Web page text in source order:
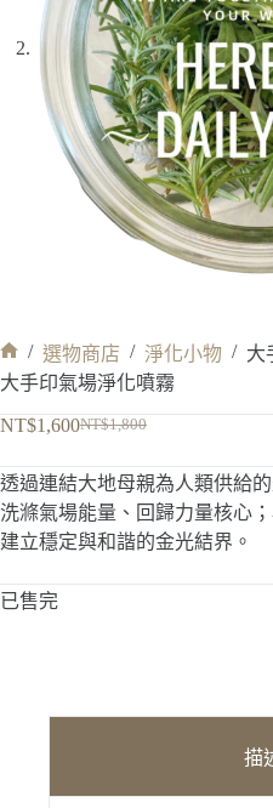
首
/ 選物商店 / 淨化小物 / 大
大手印氣場淨化噴霧
NT$1,800
始
價
格：
NT$1,800。
NT$1,600
前
價
格：
NT$1,600。
透過連結大地母親為人類供給
洗滌氣場能量、回歸力量核心
建立穩定與和諧的金光結界。
已售完
描